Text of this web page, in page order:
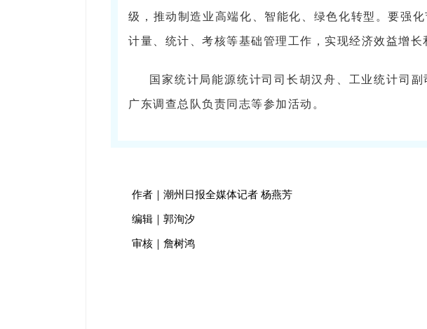
级，推动制造业高端化、智能化、绿色化转型。要强
计量、统计、考核等基础管理工作，实现经济效益增长
国家统计局能源统计司司长胡汉舟、工业统计司
广东调查总队负责同志等参加活动。
作者｜潮州日报全媒体记者 杨燕芳
编辑｜郭洵汐
审核｜詹树鸿